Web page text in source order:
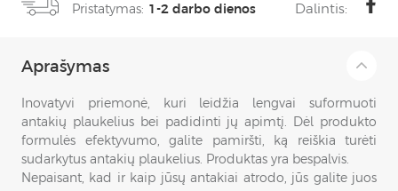
Pristatymas: 1-2 darbo dienos Dalintis:
Aprašymas
Inovatyvi priemonė, kuri leidžia lengvai suformuoti
antakių plaukelius bei padidinti jų apimtį. Dėl produkto
formulės efektyvumo, galite pamiršti, ką reiškia turėti
sudarkytus antakių plaukelius. Produktas yra bespalvis.
Nepaisant, kad ir kaip jūsų antakiai atrodo, jūs galite juos